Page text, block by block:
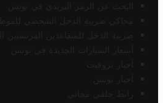
البحث عن الرمز البريدي في تونس
محاكي ضريبة الدخل الشخصي
ضريبة الدخل للمتقاعدين الفرنسيين
أسعار السيارات الجديدة في تونس
أخبار تروفيت
أخبار تونس
رابط خلفي مجاني